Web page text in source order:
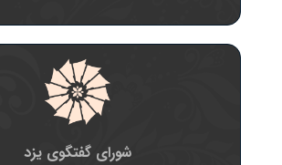
شورای گفتگوی یزد